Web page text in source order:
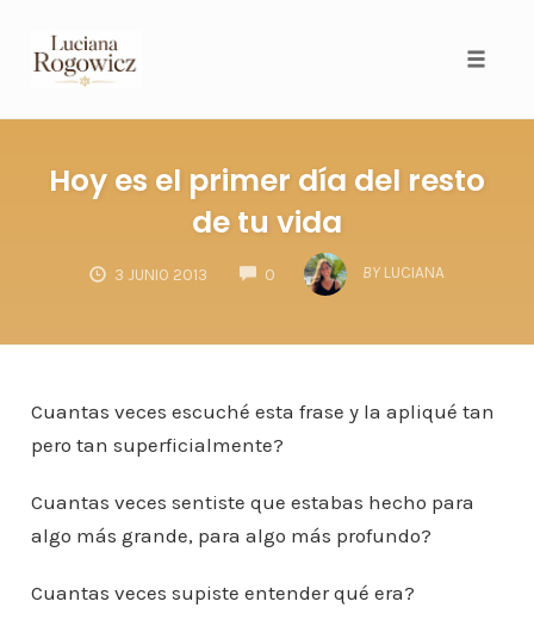
Hoy es el primer día del resto
de tu vida
3 JUNIO 2013 0
COMMENTS
BY LUCIANA
Cuantas veces escuché esta frase y la apliqué tan
pero tan superficialmente?
Cuantas veces sentiste que estabas hecho para
algo más grande, para algo más profundo?
Cuantas veces supiste entender qué era?